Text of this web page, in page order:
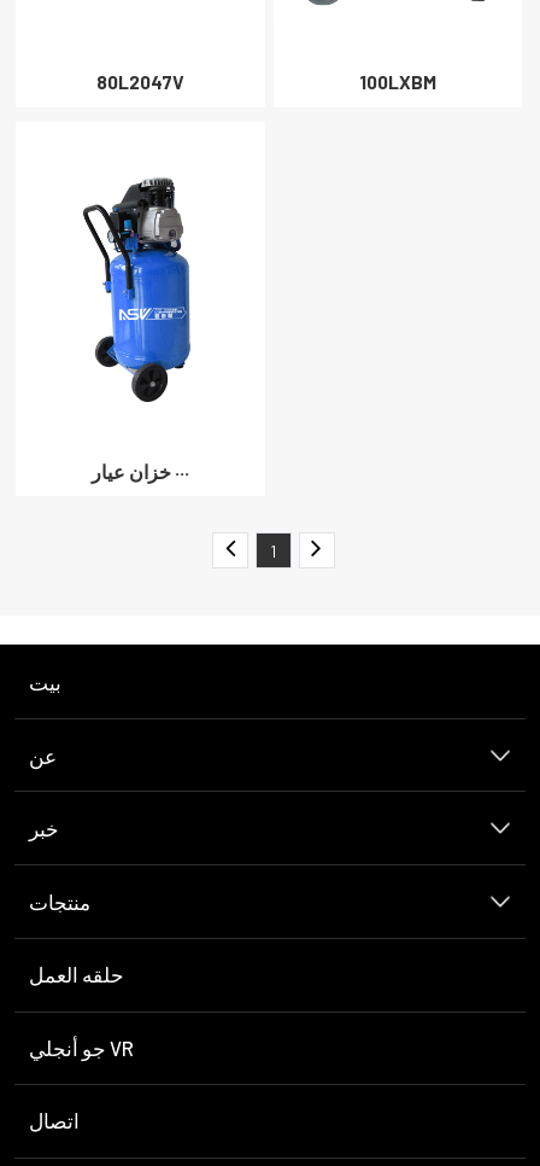
80L2047V 100LXBM
خزان عيار ···
1
بيت
عن
خبر
منتجات
حلقه العمل
جو أنجلي VR
اتصال